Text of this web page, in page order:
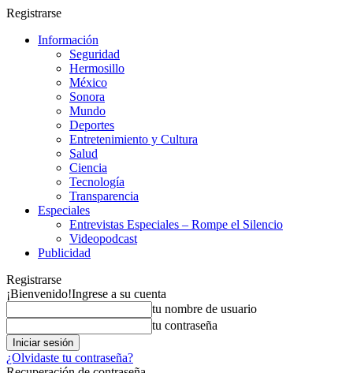
Registrarse
Información
Seguridad
Hermosillo
México
Sonora
Mundo
Deportes
Entretenimiento y Cultura
Salud
Ciencia
Tecnología
Transparencia
Especiales
Entrevistas Especiales – Rompe el Silencio
Videopodcast
Publicidad
Registrarse
¡Bienvenido!Ingrese a su cuenta
tu nombre de usuario
tu contraseña
¿Olvidaste tu contraseña?